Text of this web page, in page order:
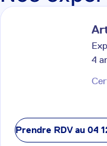
4
Prendre RDV au 04